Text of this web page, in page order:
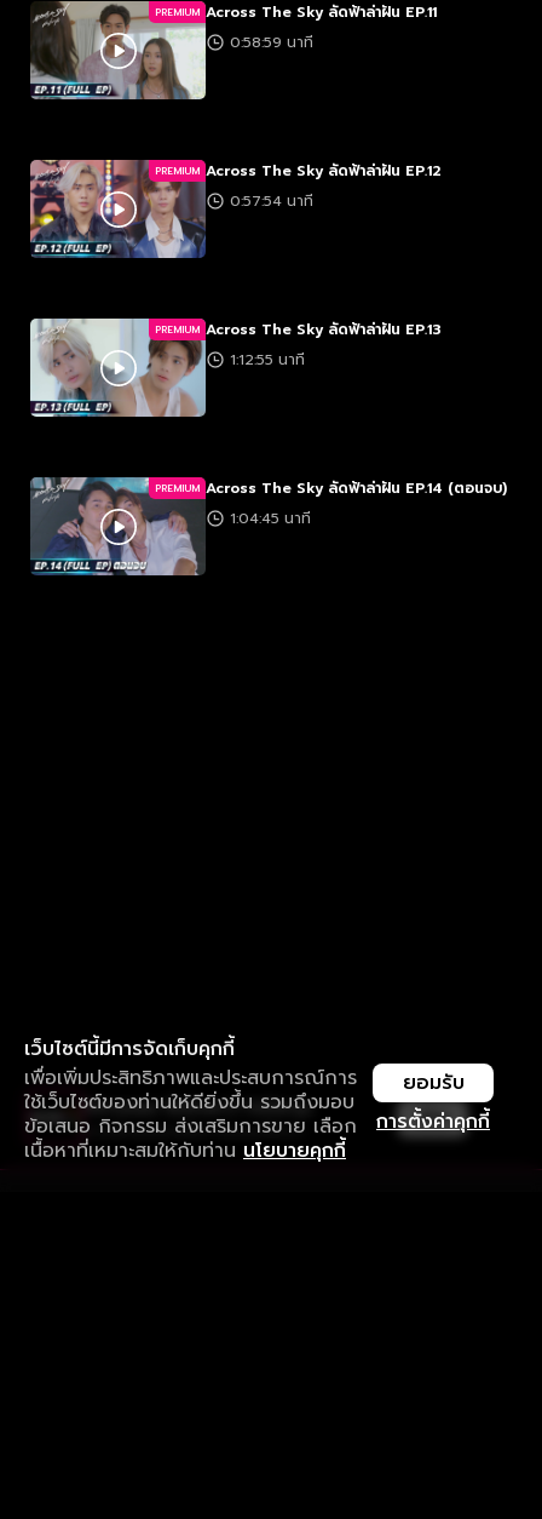
PREMIUM Across The Sky ลัดฟ้าล่าฝัน EP.11
0:58:59 นาที
PREMIUM Across The Sky ลัดฟ้าล่าฝัน EP.12
0:57:54 นาที
PREMIUM Across The Sky ลัดฟ้าล่าฝัน EP.13
1:12:55 นาที
PREMIUM Across The Sky ลัดฟ้าล่าฝัน EP.14 (ตอนจบ)
1:04:45 นาที
เว็บไซต์นี้มีการจัดเก็บคุกกี้
เพื่อเพิ่มประสิทธิภาพและประสบการณ์การ
ใช้เว็บไซต์ของท่านให้ดียิ่งขึ้น รวมถึงมอบ
ข้อเสนอ กิจกรรม ส่งเสริมการขาย เลือก
เนื้อหาที่เหมาะสมให้กับท่าน นโยบายคุกกี้
การตั้งค่าคุกกี้
ยอมรับ
ใช้งานแอป ลื่นไหลกว่า ไม่มีสะดุด
ดาวน์โหลดแอปเพื่อการรับชมที่ดีกว่า เปิด